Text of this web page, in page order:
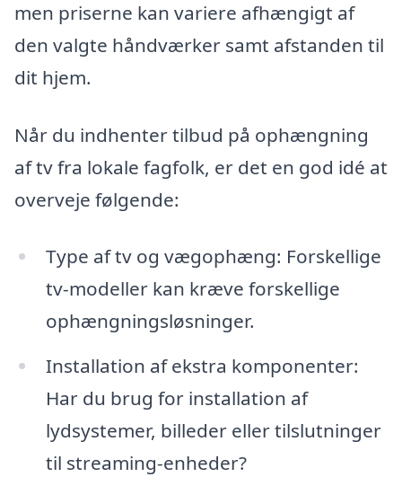
men priserne kan variere afhængigt af
den valgte håndværker samt afstanden til
dit hjem.
Når du indhenter tilbud på ophængning
af tv fra lokale fagfolk, er det en god idé at
overveje følgende:
Type af tv og vægophæng: Forskellige
tv-modeller kan kræve forskellige
ophængningsløsninger.
Installation af ekstra komponenter:
Har du brug for installation af
lydsystemer, billeder eller tilslutninger
til streaming-enheder?